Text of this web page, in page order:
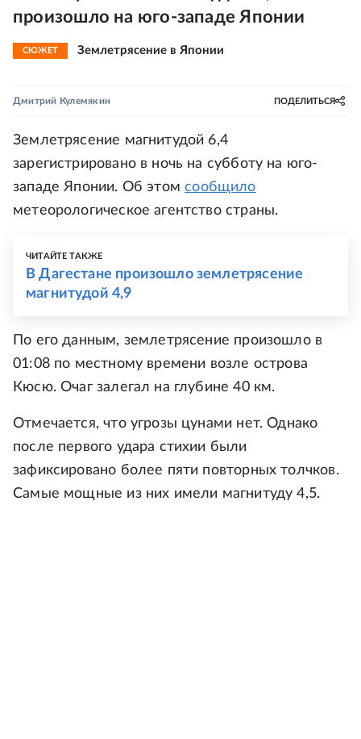
произошло на юго-западе Японии
СЮЖЕТ Землетрясение в Японии
Дмитрий Кулемякин ПОДЕЛИТЬСЯ
Землетрясение магнитудой 6,4
зарегистрировано в ночь на субботу на юго-
западе Японии. Об этомсообщило
метеорологическое агентство страны.
ЧИТАЙТЕ ТАКЖЕ
В Дагестане произошло землетрясение
магнитудой 4,9
По его данным, землетрясение произошло в
01:08 по местному времени возле острова
Кюсю. Очаг залегал на глубине 40 км.
Отмечается, что угрозы цунами нет. Однако
после первого удара стихии были
зафиксировано более пяти повторных толчков.
Самые мощные из них имели магнитуду 4,5.